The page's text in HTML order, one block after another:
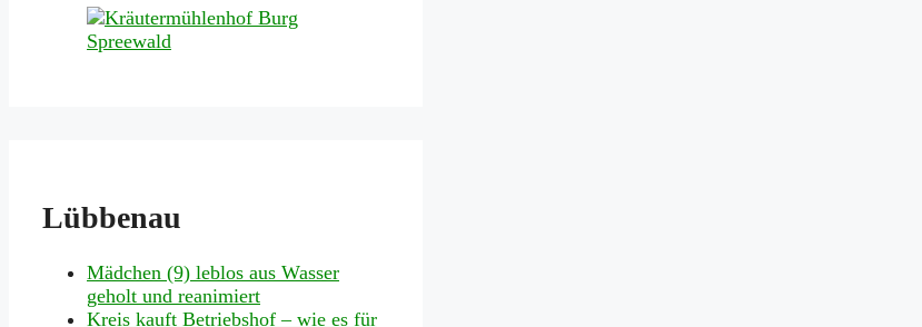
Lübbenau
Mädchen (9) leblos aus Wasser
geholt und reanimiert
Kreis kauft Betriebshof – wie es für